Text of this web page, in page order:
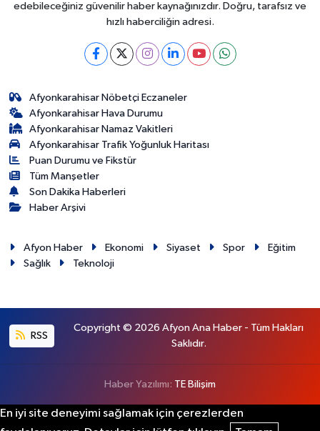
edebileceğiniz güvenilir haber kaynağınızdır. Doğru, tarafsız ve
hızlı haberciliğin adresi.
Afyonkarahisar Nöbetçi Eczaneler
Afyonkarahisar Hava Durumu
Afyonkarahisar Namaz Vakitleri
Afyonkarahisar Trafik Yoğunluk Haritası
Puan Durumu ve Fikstür
Tüm Manşetler
Son Dakika Haberleri
Haber Arşivi
Afyon Haber Ekonomi Siyaset Spor
Eğitim
Sağlık
Teknoloji
RSS
Copyright © 2026 Afyon Ana Haber - Tüm Hakları
Saklıdır.
Haber Yazılımı: TE Bilişim
En iyi site deneyimi sağlamak için çerezlerden